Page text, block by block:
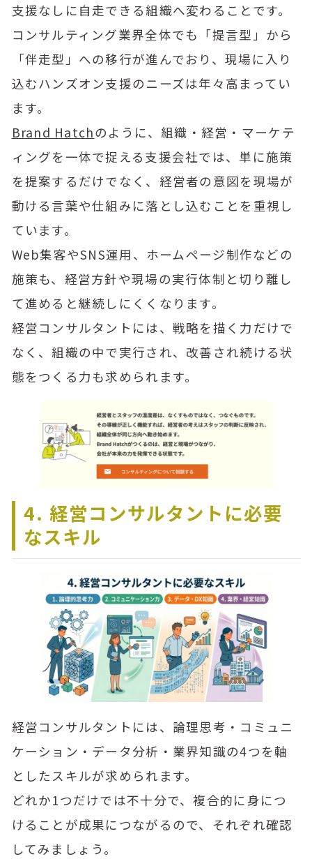
支援なしに自走できる組織へ変わることです。
コンサルティング業界全体でも「提言型」から
「伴走型」への移行が進んでおり、現場に入り
込むハンズオン支援のニーズは年々高まってい
ます。
Brand Hatchのように、組織・経営・マーケテ
ィングを一体で捉える支援会社では、単に施策
を提案するだけでなく、経営者の意図を現場が
動ける言葉や仕組みに落とし込むことを重視し
ています。
Web集客やSNS運用、ホームページ制作などの
施策も、経営方針や現場の実行体制と切り離し
て進めると継続しにくくなります。
経営コンサルタントには、戦略を描く力だけで
なく、組織の中で実行され、改善され続ける状
態をつくる力も求められます。
4. 経営コンサルタントに必要
なスキル
経営コンサルタントには、論理思考・コミュニ
ケーション・データ分析・業界知識の4つを軸
としたスキルが求められます。
どれか1つだけでは不十分で、複合的に身につ
けることが成果につながるので、それぞれ確認
してみましょう。